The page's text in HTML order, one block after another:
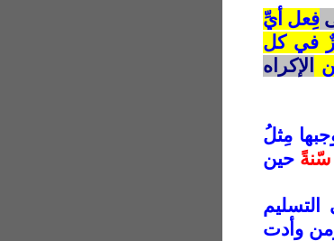
فِعل أيِّ
في كل
الإكراه
مِثلُ
حين
التسليم
وأدت